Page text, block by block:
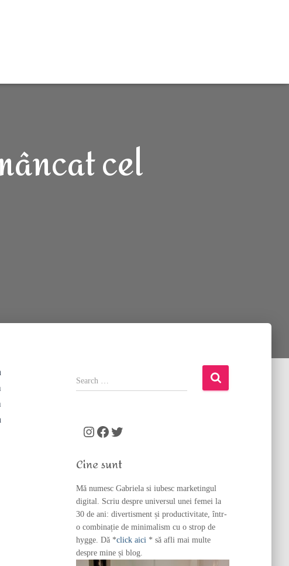
cel
S
e
o
:
Instagram Facebook Twitter
Cine sunt
Mă numesc Gabriela si iubesc marketingul
digital. Scriu despre universul unei femei la
30 de ani: divertisment și productivitate, într-
o combinație de minimalism cu o strop de
hygge. Dă *click aici * să afli mai multe
despre mine și blog.